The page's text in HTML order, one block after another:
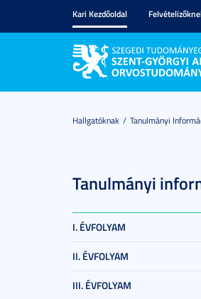
Kari Kezdőoldal
Hallgatóknak Tanulmányi
Tanulmányi
I. ÉVFOLYAM
II. ÉVFOLYAM
III. ÉVFOLYAM